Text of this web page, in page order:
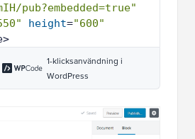
pub?embedded=true"
height="600"
1-klicksanvändning i
WordPress